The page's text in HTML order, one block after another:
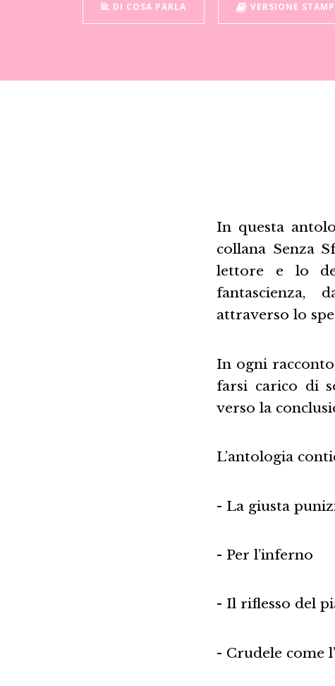
DI COSA PARLA VERSIONE
In questa
collana Senza
lettore e lo
fantascienza,
attraverso lo
In ogni
farsi carico di
verso la
L’antologia
- La giusta
- Per l’inferno
- Il riflesso del
- Crudele come